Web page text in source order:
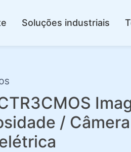
Soluções industriais
/